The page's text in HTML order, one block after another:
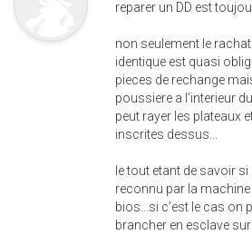
reparer un DD est
non seulement le
identique est quasi
pieces de rechange
poussiere a l'interieur
peut rayer les plateaux
inscrites dessus...
le tout etant de savoir
reconnu par la
bios...si c'est le cas on
brancher en esclave